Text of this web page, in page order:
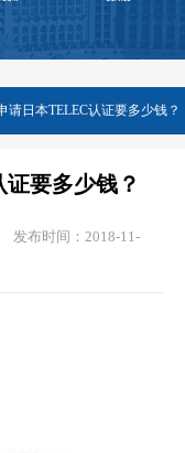
请日本TELEC认证要多少钱？
要多少钱？
发布时间：2018-11-